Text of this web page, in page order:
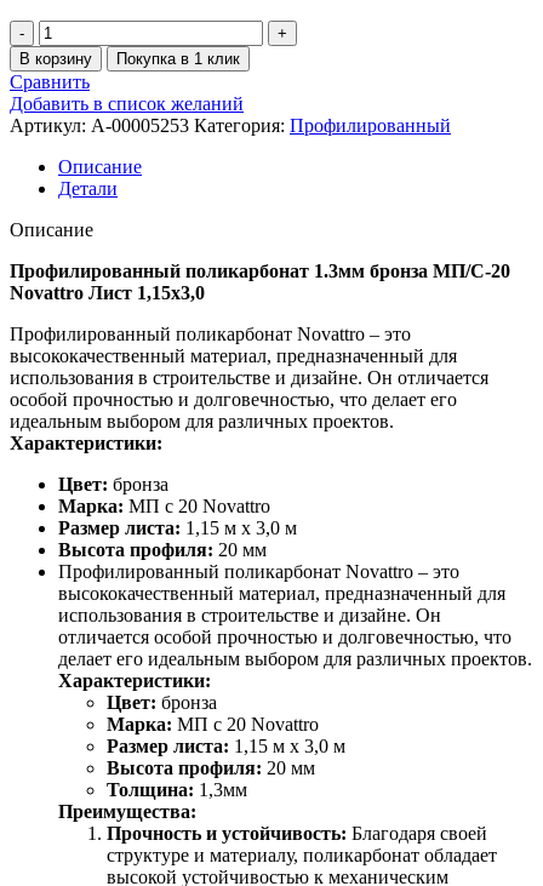
В корзину Покупка в 1 клик
Сравнить
Добавить в список желаний
Артикул: A-00005253 Категория: Профилированный
Описание
Детали
Описание
Профилированный поликарбонат 1.3мм бронза МП/С-20
Novattro Лист 1,15х3,0
Профилированный поликарбонат Novattro – это
высококачественный материал, предназначенный для
использования в строительстве и дизайне. Он отличается
особой прочностью и долговечностью, что делает его
идеальным выбором для различных проектов.
Характеристики:
Цвет: бронза
Марка: МП с 20 Novattro
Размер листа: 1,15 м х 3,0 м
Высота профиля: 20 мм
Профилированный поликарбонат Novattro – это
высококачественный материал, предназначенный для
использования в строительстве и дизайне. Он
отличается особой прочностью и долговечностью, что
делает его идеальным выбором для различных проектов.
Характеристики:
Цвет: бронза
Марка: МП с 20 Novattro
Размер листа: 1,15 м х 3,0 м
Высота профиля: 20 мм
Толщина: 1,3мм
Преимущества:
Прочность и устойчивость: Благодаря своей
структуре и материалу, поликарбонат обладает
высокой устойчивостью к механическим